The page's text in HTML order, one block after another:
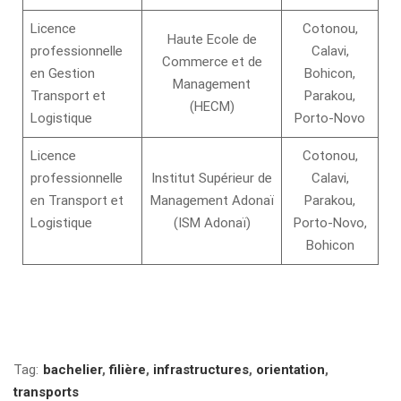
Licence
professionnelle
en Gestion
Transport et
Logistique
Haute Ecole de
Commerce et de
Management
(HECM)
Cotonou,
Calavi,
Bohicon,
Parakou,
Porto-Novo
Licence
professionnelle
en Transport et
Logistique
Institut Supérieur de
Management Adonaï
(ISM Adonaï)
Cotonou,
Calavi,
Parakou,
Porto-Novo,
Bohicon
Tag: bachelier,filière, infrastructures, orientation,
transports